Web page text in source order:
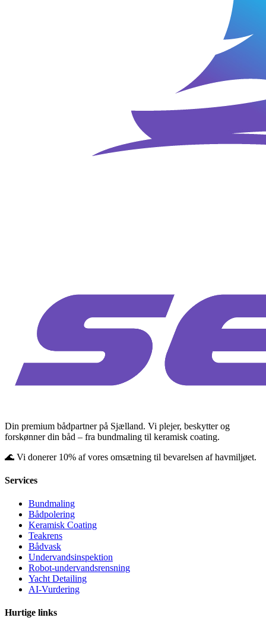
Din premium bådpartner på Sjælland. Vi plejer, beskytter og
forskønner din båd – fra bundmaling til keramisk coating.
🌊 Vi donerer 10% af vores omsætning til bevarelsen af havmiljøet.
Services
Bundmaling
Bådpolering
Keramisk Coating
Teakrens
Bådvask
Undervandsinspektion
Robot-undervandsrensning
Yacht Detailing
AI-Vurdering
Hurtige links